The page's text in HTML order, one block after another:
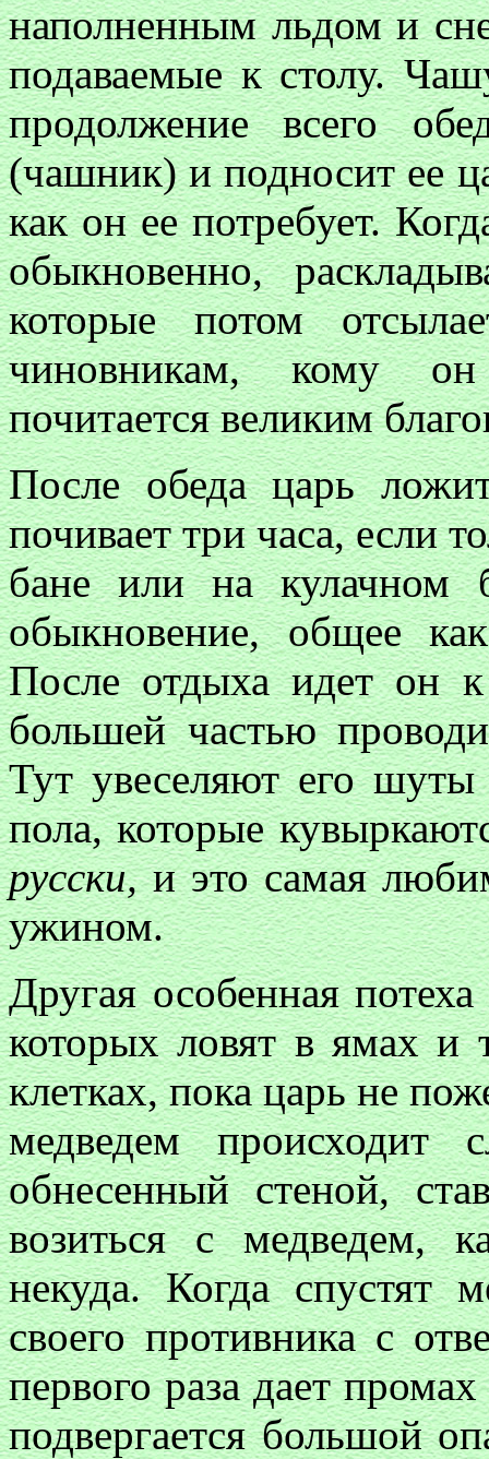
наполненным льдом и
подаваемые к столу.
продолжение всего
(чашник) и подносит ее
как он ее потребует.
обыкновенно,
которые потом
чиновникам, кому он
почитается великим
После обеда царь
почивает три часа, если
бане или на кулачном
обыкновение, общее
После отдыха идет он
большей частью
Тут увеселяют его
пола, которые
русски,и это самая
ужином.
Другая особенная
которых ловят в ямах и
клетках, пока царь не
медведем происходит
обнесенный стеной,
возиться с медведем,
некуда. Когда спустят
своего противника с
первого раза дает
подвергается большой